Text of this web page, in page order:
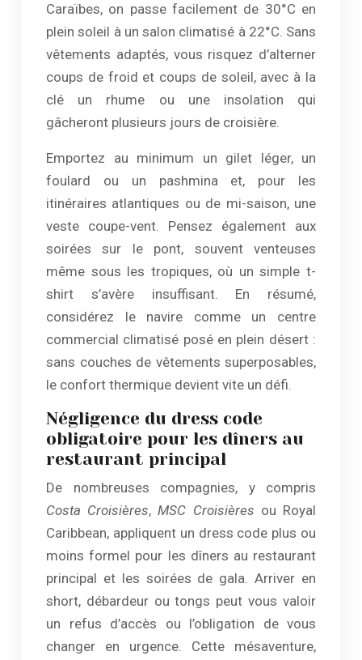
Caraïbes, on passe facilement de 30°C en
plein soleil à un salon climatisé à 22°C. Sans
vêtements adaptés, vous risquez d’alterner
coups de froid et coups de soleil, avec à la
clé un rhume ou une insolation qui
gâcheront plusieurs jours de croisière.
Emportez au minimum un gilet léger, un
foulard ou un pashmina et, pour les
itinéraires atlantiques ou de mi-saison, une
veste coupe-vent. Pensez également aux
soirées sur le pont, souvent venteuses
même sous les tropiques, où un simple t-
shirt s’avère insuffisant. En résumé,
considérez le navire comme un centre
commercial climatisé posé en plein désert :
sans couches de vêtements superposables,
le confort thermique devient vite un défi.
Négligence du dress code
obligatoire pour les dîners au
restaurant principal
De nombreuses compagnies, y compris
Costa Croisières,MSC Croisières ou Royal
Caribbean, appliquent un dress code plus ou
moins formel pour les dîners au restaurant
principal et les soirées de gala. Arriver en
short, débardeur ou tongs peut vous valoir
un refus d’accès ou l’obligation de vous
changer en urgence. Cette mésaventure,